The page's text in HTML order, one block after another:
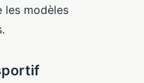
les modèles